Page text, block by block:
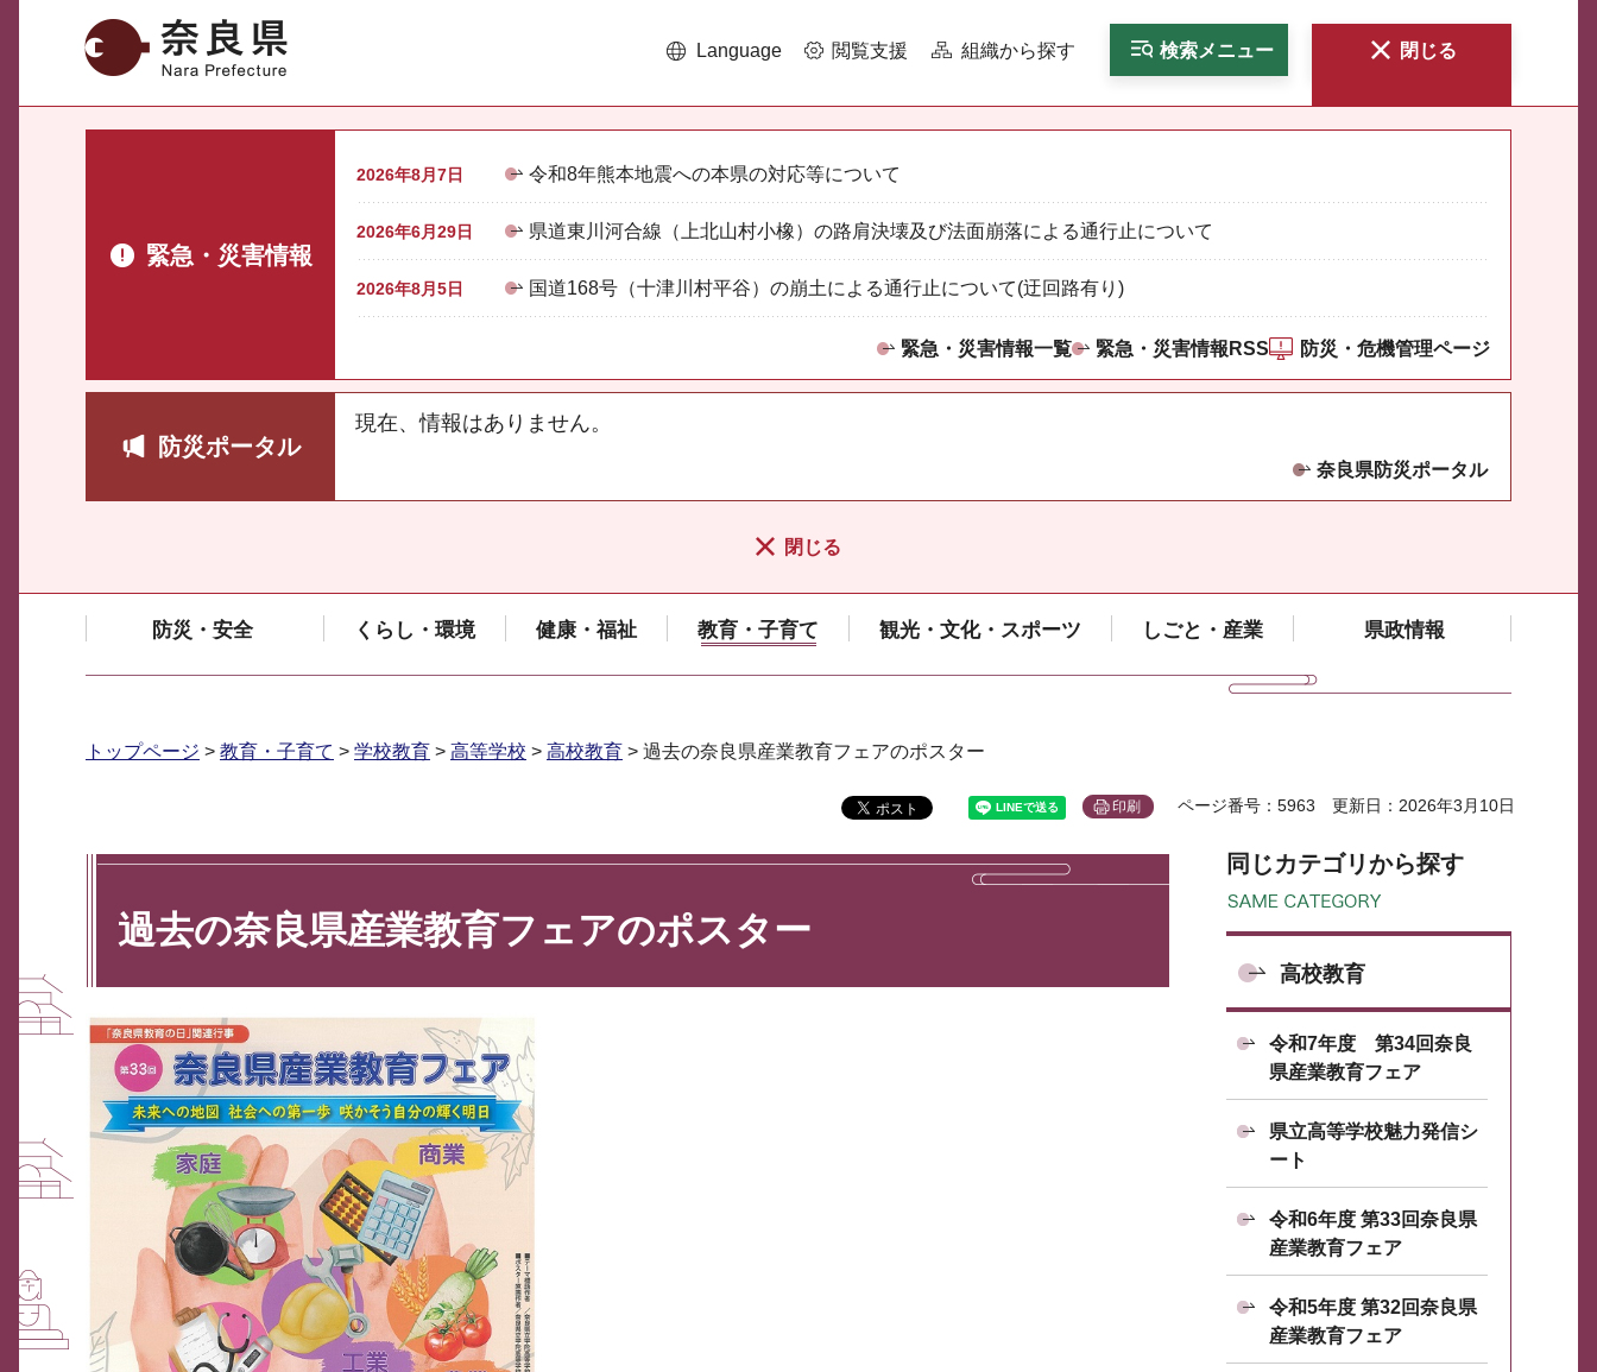
奈良県 Language 閲覧支援 組織から探す 検索メニュー 閉じる
緊急・災害情報
2026年8月7日 令和8年熊本地震への本県の対応等について
2026年6月29日 県道東川河合線（上北山村小橡）の路肩決壊及び法面崩落による通行止について
2026年8月5日 国道168号（十津川村平谷）の崩土による通行止について(迂回路有り)
緊急・災害情報一覧 緊急・災害情報RSS 防災・危機管理ページ
防災ポータル
現在、情報はありません。
奈良県防災ポータル
閉じる
防災・安全 くらし・環境 健康・福祉 教育・子育て 観光・文化・スポーツ しごと・産業 県政情報
トップページ > 教育・子育て > 学校教育 > 高等学校 > 高校教育 > 過去の奈良県産業教育フェアのポスター
印刷 ページ番号：5963 更新日：2026年3月10日
過去の奈良県産業教育フェアのポスター
同じカテゴリから探す
高校教育
令和7年度 第34回奈良
県産業教育フェア
県立高等学校魅力発信シ
ート
令和6年度 第33回奈良県
産業教育フェア
令和5年度 第32回奈良県
産業教育フェア